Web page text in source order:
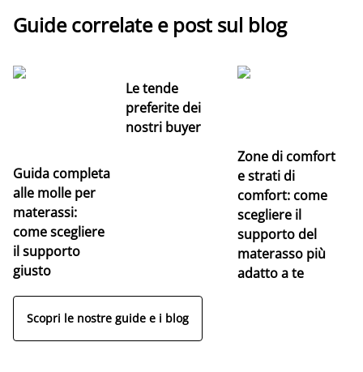
Guide correlate e post sul blog
Guida completa
alle molle per
materassi:
come scegliere
il supporto
giusto
Le tende
preferite dei
nostri buyer
Zone di comfort
e strati di
comfort: come
scegliere il
supporto del
materasso più
adatto a te
Scopri le nostre guide e i blog